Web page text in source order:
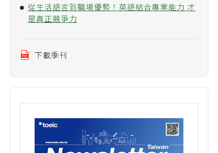
從生活語言到職場優勢！英語結合專業能力 才
是真正競爭力
下載季刊